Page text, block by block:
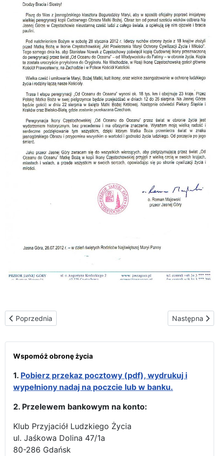
Poprzednia strona: Matka Boża z katolicką młodzieżą Białorusi w
Poprzednia Następna
Następna
Wspomóż obronę życia
1. Pobierz przekaz pocztowy (pdf), wydrukuj i
wypełniony nadaj na poczcie lub w banku.
2. Przelewem bankowym na konto:
Klub Przyjaciół Ludzkiego Życia
ul. Jaśkowa Dolina 47/1a
80-286 Gdańsk